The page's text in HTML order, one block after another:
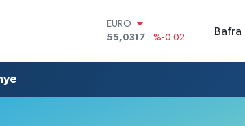
EURO
55,0317
%-0.02
Bafra